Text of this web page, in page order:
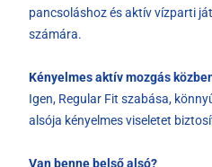
pancsoláshoz és aktív vízparti
számára.
Kényelmes aktív mozgás
Igen, Regular Fit szabása,
alsója kényelmes viseletet
Van benne belső alsó?